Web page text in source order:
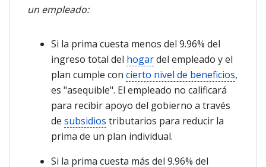
un empleado:
Si la prima cuesta menos del 9.96% del
ingreso total del hogardel empleado y el
plan cumple con cierto nivel de beneficios,
es "asequible". El empleado no calificará
para recibir apoyo del gobierno a través
de subsidios tributarios para reducir la
prima de un plan individual.
Si la prima cuesta más del 9.96% del